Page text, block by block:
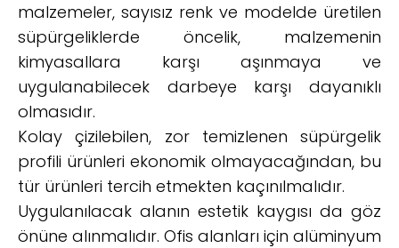
malzemeler, sayısız renk ve modelde üretilen
süpürgeliklerde öncelik, malzemenin
kimyasallara karşı aşınmaya ve
uygulanabilecek darbeye karşı dayanıklı
olmasıdır.
Kolay çizilebilen, zor temizlenen süpürgelik
profili ürünleri ekonomik olmayacağından, bu
tür ürünleri tercih etmekten kaçınılmalıdır.
Uygulanılacak alanın estetik kaygısı da göz
önüne alınmalıdır. Ofis alanları için alüminyum